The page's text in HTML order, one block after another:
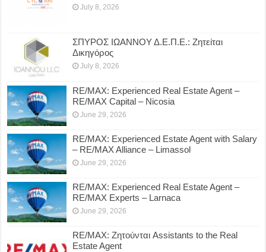
July 8, 2026
ΣΠΥΡΟΣ ΙΩΑΝΝΟΥ Δ.Ε.Π.Ε.: Ζητείται
Δικηγόρος
July 8, 2026
RE/MAX: Experienced Real Estate Agent –
RE/MAX Capital – Nicosia
June 29, 2026
RE/MAX: Experienced Estate Agent with Salary
– RE/MAX Alliance – Limassol
June 29, 2026
RE/MAX: Experienced Real Estate Agent –
RE/MAX Experts – Larnaca
June 29, 2026
RE/MAX: Ζητούνται Assistants to the Real
Estate Agent